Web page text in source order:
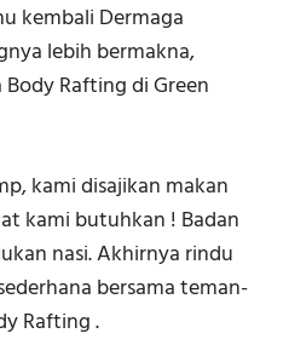
kembali Dermaga
lebih bermakna,
Rafting di Green
kami disajikan makan
kami butuhkan ! Badan
nasi. Akhirnya rindu
bersama teman-
Rafting .